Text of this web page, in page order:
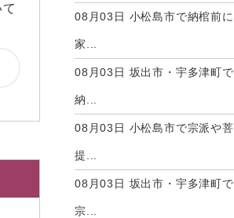
08月03日 小松島市で納棺前に
家...
08月03日 坂出市・宇多津町で
納...
08月03日 小松島市で宗派や菩
提...
08月03日 坂出市・宇多津町で
宗...